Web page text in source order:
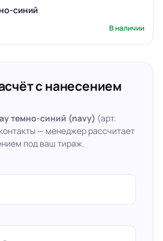
синий
В наличии
с нанесением
темно-синий (navy) (арт.
— менеджер рассчитает
под ваш тираж.